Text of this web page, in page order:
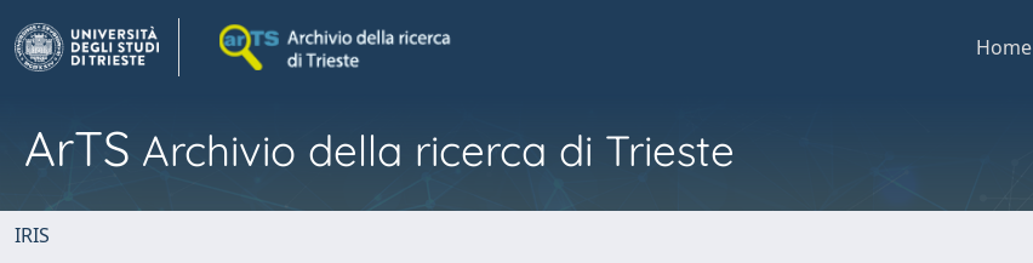
Home
ArTS Archivio della ricerca di Trieste
IRIS